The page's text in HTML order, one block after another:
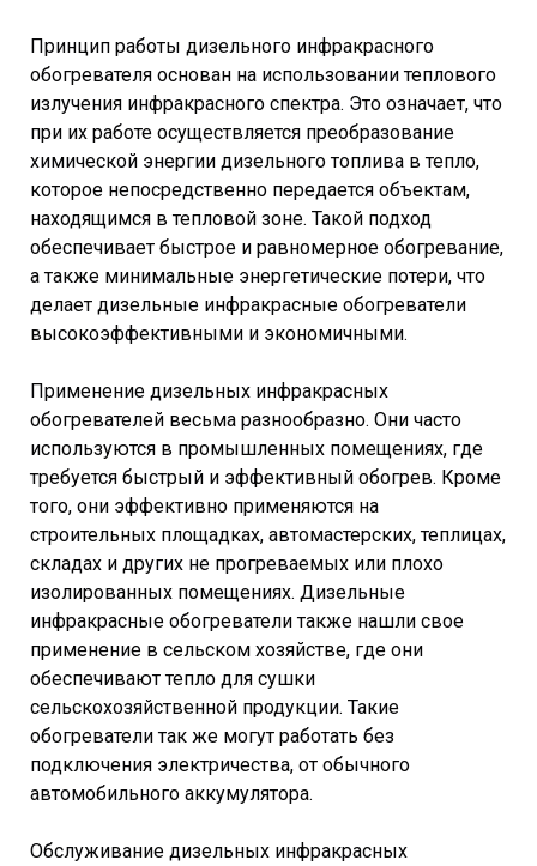
Принцип работы дизельного инфракрасного
обогревателя основан на использовании теплового
излучения инфракрасного спектра. Это означает, что
при их работе осуществляется преобразование
химической энергии дизельного топлива в тепло,
которое непосредственно передается объектам,
находящимся в тепловой зоне. Такой подход
обеспечивает быстрое и равномерное обогревание,
а также минимальные энергетические потери, что
делает дизельные инфракрасные обогреватели
высокоэффективными и экономичными.
Применение дизельных инфракрасных
обогревателей весьма разнообразно. Они часто
используются в промышленных помещениях, где
требуется быстрый и эффективный обогрев. Кроме
того, они эффективно применяются на
строительных площадках, автомастерских, теплицах,
складах и других не прогреваемых или плохо
изолированных помещениях. Дизельные
инфракрасные обогреватели также нашли свое
применение в сельском хозяйстве, где они
обеспечивают тепло для сушки
сельскохозяйственной продукции. Такие
обогреватели так же могут работать без
подключения электричества, от обычного
автомобильного аккумулятора.
Обслуживание дизельных инфракрасных